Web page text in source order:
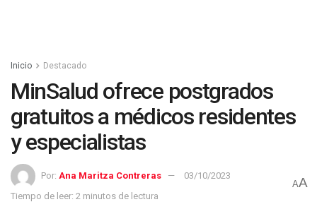
Inicio Destacado
MinSalud ofrece postgrados
gratuitos a médicos residentes
y especialistas
Por: Ana Maritza Contreras
03/10/2023
Tiempo de leer: 2 minutos de lectura
AA